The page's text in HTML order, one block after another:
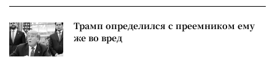
Трамп определился с преемником ему
же во вред